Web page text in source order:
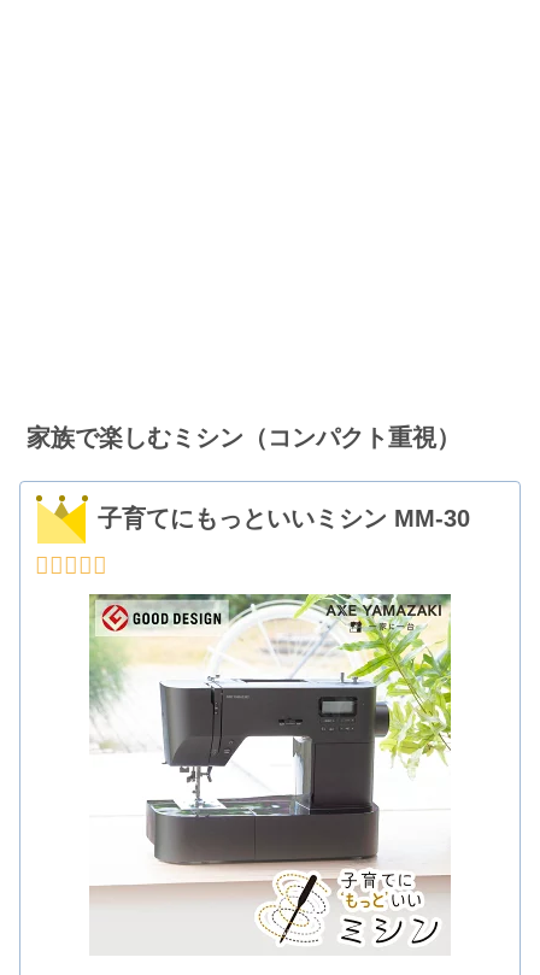
家族で楽しむミシン（コンパクト重視）
子育てにもっといいミシン MM-30